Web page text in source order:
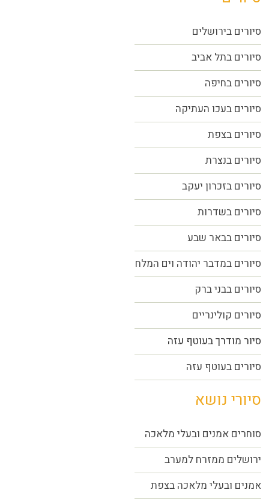
סיורים בירושלים
סיורים בתל אביב
סיורים בחיפה
סיורים בעכו העתיקה
סיורים בצפת
סיורים בנצרת
סיורים בזכרון יעקב
סיורים בשדרות
סיורים בבאר שבע
סיורים במדבר יהודה וים המלח
סיורים בבני ברק
סיורים קולינריים
סיור מודרך בעוטף עזה
סיורים בעוטף עזה
סיורי נושא
סוחרים אמנים ובעלי מלאכה
ירושלים ממזרח למערב
אמנים ובעלי מלאכה בצפת